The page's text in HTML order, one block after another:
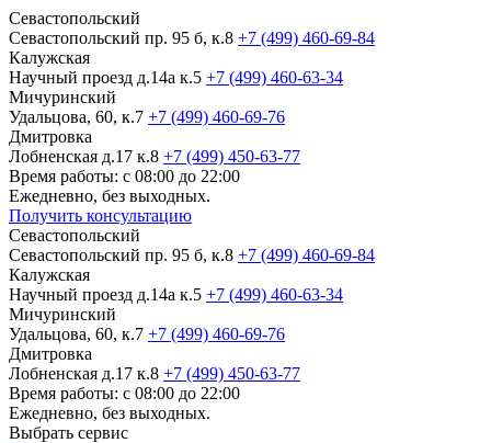
Севастопольский
Севастопольский пр. 95 б, к.8 +7 (499) 460-69-84
Калужская
Научный проезд д.14а к.5 +7 (499) 460-63-34
Мичуринский
Удальцова, 60, к.7 +7 (499) 460-69-76
Дмитровка
Лобненская д.17 к.8 +7 (499) 450-63-77
Время работы: с 08:00 до 22:00
Ежедневно, без выходных.
Получить консультацию
Севастопольский
Севастопольский пр. 95 б, к.8 +7 (499) 460-69-84
Калужская
Научный проезд д.14а к.5 +7 (499) 460-63-34
Мичуринский
Удальцова, 60, к.7 +7 (499) 460-69-76
Дмитровка
Лобненская д.17 к.8 +7 (499) 450-63-77
Время работы: с 08:00 до 22:00
Ежедневно, без выходных.
Выбрать сервис